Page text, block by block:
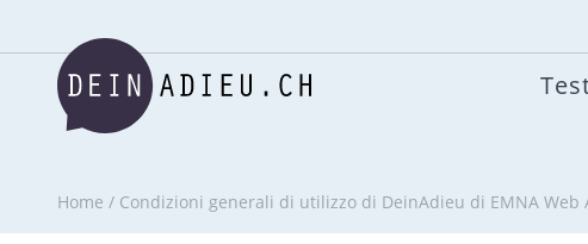
Home / Condizioni generali di utilizzo di DeinAdieu di EMNA Web